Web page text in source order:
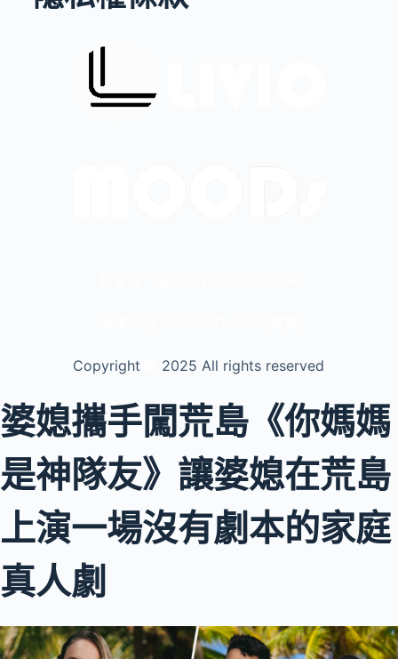
Copyright 2025 All rights reserved
婆媳攜手闖荒島《你媽媽
是神隊友》讓婆媳在荒島
上演一場沒有劇本的家庭
真人劇